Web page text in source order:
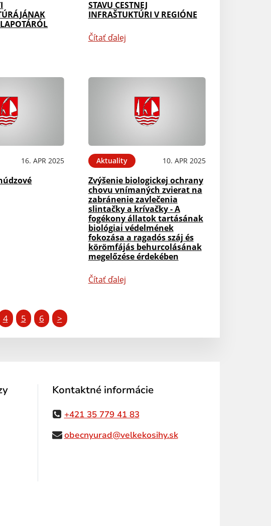
STAVU CESTNEJ
INFRAŠTUKTÚRI V REGIÓNE
Čítať ďalej
16. APR 2025 Aktuality 10. APR 2025
Zvýšenie biologickej ochrany
chovu vnímaných zvierat na
zabránenie zavlečenia
slintačky a krívačky - A
fogékony állatok tartásának
biológiai védelmének
fokozása a ragadós száj és
körömfájás behurcolásának
megelőzése érdekében
Čítať ďalej
4 5 6 >
Kontaktné informácie
+421 35 779 41 83
obecnyurad@velkekosihy.sk